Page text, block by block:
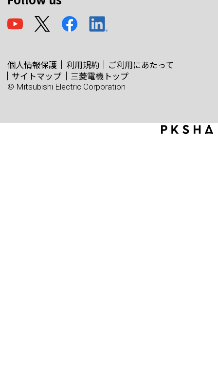
個人情報保護 利用規約
ご利用にあたって
サイトマップ
三菱電機トップ
© Mitsubishi Electric Corporation